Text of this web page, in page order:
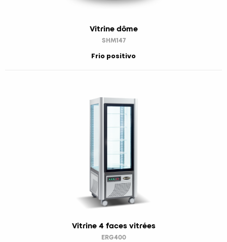
Vitrine dôme
SHM147
Frio positivo
Vitrine 4 faces vitrées
ERG400